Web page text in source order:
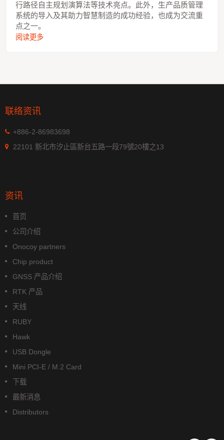
行路径自主规划演算法等技术亮点。此外，生产品质管理
系统的导入及其助力智慧制造的成功经验，也成为交流重
点之一。
阅读更多
联络资讯
+886-2-86983698
22101 新北市汐止區新台五路一段79號20樓之13
资讯
首页
公司介绍
Onocoy partners
Chip product
GNSS 产品介绍
RTK 产品
天线
RUBY
Hawk
USB Dongle
Mini PCI-E / M.2 Card
下载
最新消息
Distributors